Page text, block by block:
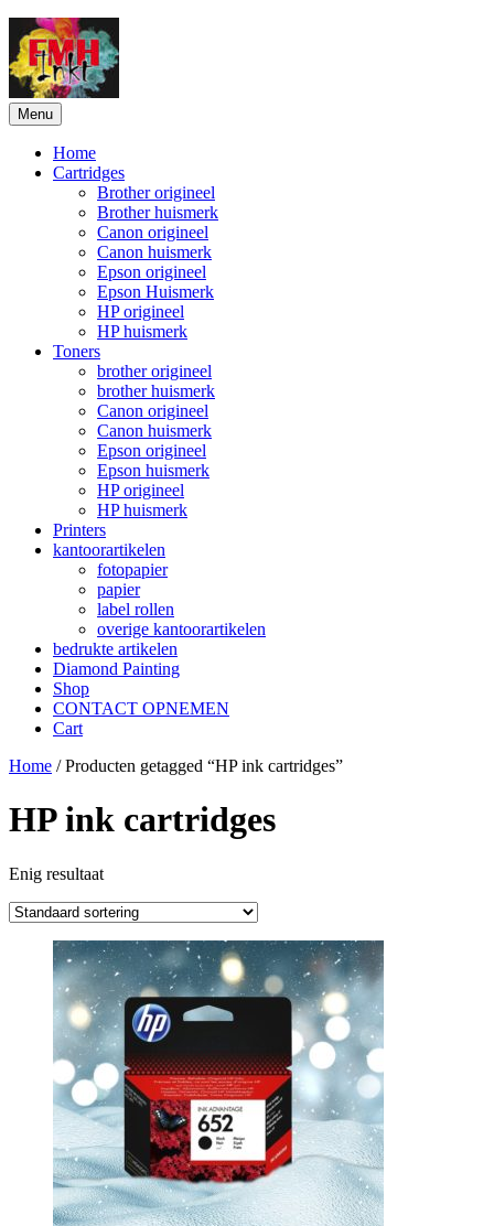
Menu
Home
Cartridges
Brother origineel
Brother huismerk
Canon origineel
Canon huismerk
Epson origineel
Epson Huismerk
HP origineel
HP huismerk
Toners
brother origineel
brother huismerk
Canon origineel
Canon huismerk
Epson origineel
Epson huismerk
HP origineel
HP huismerk
Printers
kantoorartikelen
fotopapier
papier
label rollen
overige kantoorartikelen
bedrukte artikelen
Diamond Painting
Shop
CONTACT OPNEMEN
Cart
Home / Producten getagged “HP ink cartridges”
HP ink cartridges
Enig resultaat